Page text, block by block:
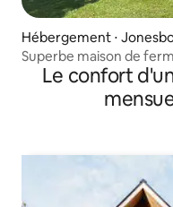
Hébergement ⋅
Superbe maison de
Le confort